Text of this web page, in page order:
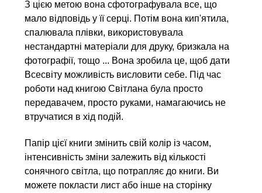
З цією метою вона сфотографувала все, що
мало відповідь у її серці. Потім вона кип'ятила,
спалювала плівки, використовувала
нестандартні матеріали для друку, бризкала на
фотографії, тощо ... Вона зробила це, щоб дати
Всесвіту можливість висловити себе. Під час
роботи над книгою Світлана була просто
передавачем, просто руками, намагаючись не
втручатися в хід подій.
Папір цієї книги змінить свій колір із часом,
інтенсивність зміни залежить від кількості
сонячного світла, що потрапляє до книги. Ви
можете покласти лист або інше на сторінку